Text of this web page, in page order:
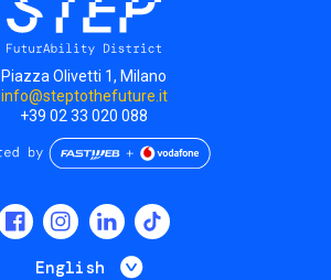
Piazza Olivetti 1, Milano
info@steptothefuture.it
+39 02 33 020 088
English List additional